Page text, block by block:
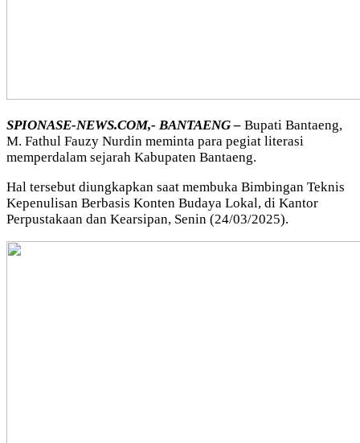
SPIONASE-NEWS.COM,- BANTAENG – Bupati Bantaeng,
M. Fathul Fauzy Nurdin meminta para pegiat literasi
memperdalam sejarah Kabupaten Bantaeng.
Hal tersebut diungkapkan saat membuka Bimbingan Teknis
Kepenulisan Berbasis Konten Budaya Lokal, di Kantor
Perpustakaan dan Kearsipan, Senin (24/03/2025).